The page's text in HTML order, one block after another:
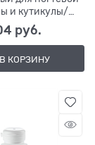
и кутикулы/
(NEW
руб.
В КОРЗИНУ